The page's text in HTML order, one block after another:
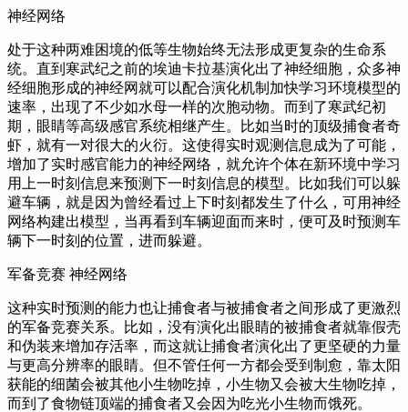
神经网络
处于这种两难困境的低等生物始终无法形成更复杂的生命系
统。 直到寒武纪之前的埃迪卡拉基演化出了神经细胞， 众多神
经细胞形成的神经网就可以配合演化机制加快学习环境模型的
速率， 出现了不少如水母一样的次胞动物。 而到了寒武纪初
期， 眼睛等高级感官系统相继产生。
比如当时的顶级捕食者奇
虾， 就有一对很大的火衍。 这使得实时观测信息成为了可能，
增加了实时感官能力的神经网络， 就允许个体在新环境中学习
用上一时刻信息来预测下一时刻信息的模型。
比如我们可以躲
避车辆， 就是因为曾经看过上下时刻都发生了什么， 可用神经
网络构建出模型， 当再看到车辆迎面而来时， 便可及时预测车
辆下一时刻的位置， 进而躲避。
军备竞赛 神经网络
这种实时预测的能力也让捕食者与被捕食者之间形成了更激烈
的军备竞赛关系。
比如， 没有演化出眼睛的被捕食者就靠假壳
和伪装来增加存活率， 而这就让捕食者演化出了更坚硬的力量
与更高分辨率的眼睛。 但不管任何一方都会受到制愈， 靠太阳
获能的细菌会被其他小生物吃掉， 小生物又会被大生物吃掉，
而到了食物链顶端的捕食者又会因为吃光小生物而饿死。